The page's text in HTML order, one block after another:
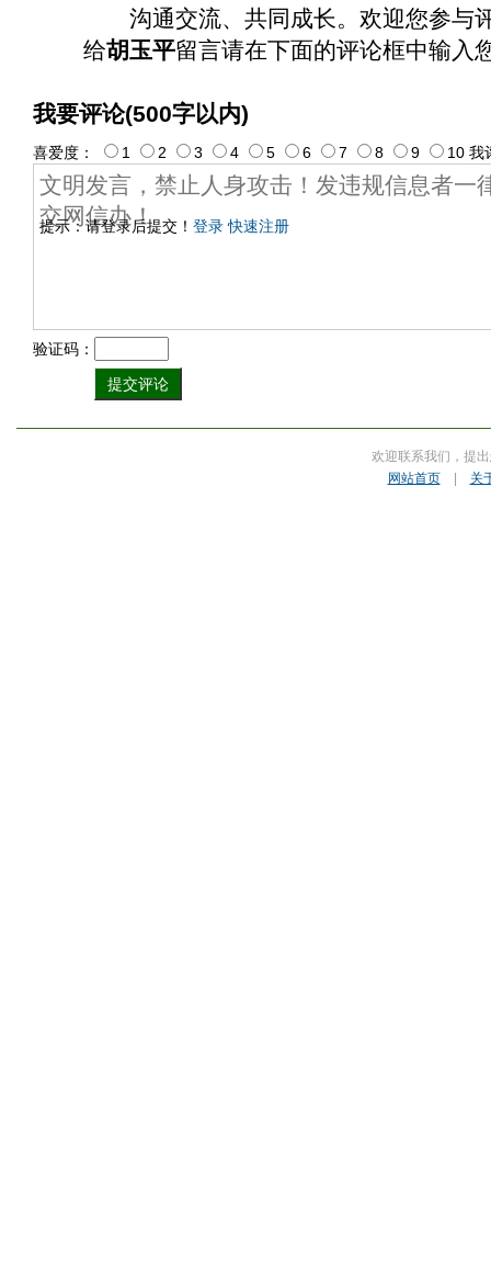
沟通交流、共同成长。欢迎您参与
给胡玉平留言请在下面的评论框中输入
我要评论(500字以内)
提示：请登录后提交！ 登录 快速注册
喜爱度： 1 2 3 4 5 6 7 8 9 10 我
验证码：
欢迎联系我们，提
网站首页| 关